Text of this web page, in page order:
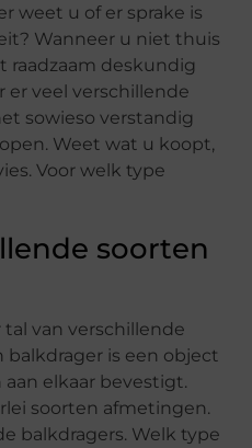
weet u of er sprake is
Wanneer u niet thuis
raadzaam deskundig
er veel verschillende
sowieso verstandig
Weet wat u koopt,
Voor welk type
soorten
van verschillende
balkdrager is een object
elkaar bevestigt.
soorten afmetingen.
balkdragers. Welk type